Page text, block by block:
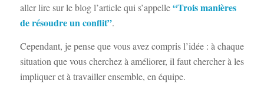
aller lire sur le blog l’article qui s’appelle“Trois manières
de résoudre un conflit”.
Cependant, je pense que vous avez compris l’idée : à chaque
situation que vous cherchez à améliorer, il faut chercher à les
impliquer et à travailler ensemble, en équipe.